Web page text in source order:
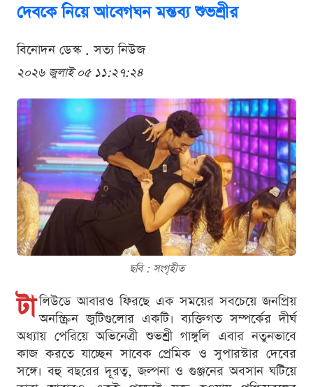
দেবকে নিয়ে আবেগঘন মন্তব্য শুভশ্রীর
বিনোদন ডেস্ক . সত্য নিউজ
২০২৬ জুলাই ০৫ ১১:২৭:২৪
ছবি : সংগৃহীত
টা লিউডে আবারও ফিরছে এক সময়ের সবচেয়ে জনপ্রিয়
অনস্ক্রিন জুটিগুলোর একটি। ব্যক্তিগত সম্পর্কের দীর্ঘ
অধ্যায় পেরিয়ে অভিনেত্রী শুভশ্রী গাঙ্গুলি এবার নতুনভাবে
কাজ করতে যাচ্ছেন সাবেক প্রেমিক ও সুপারস্টার দেবের
সঙ্গে। বহু বছরের দূরত্ব, জল্পনা ও গুঞ্জনের অবসান ঘটিয়ে